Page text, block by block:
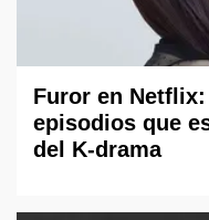
Furor en
episodios que
del K-drama